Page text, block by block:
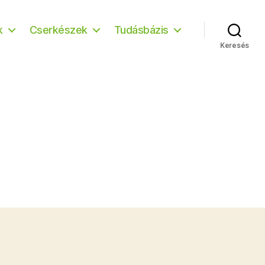
Cserkészek Tudásbázis
Keresés